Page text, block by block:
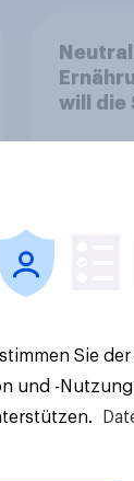
will die
Artikel
Sie
und -